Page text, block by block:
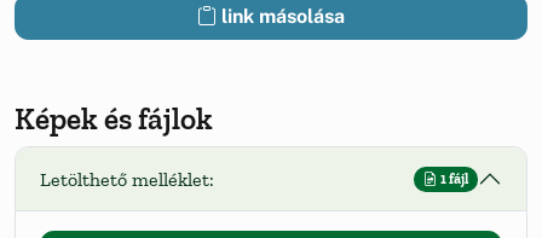
link másolása
Képek és fájlok
Letölthető melléklet: 1 fájl